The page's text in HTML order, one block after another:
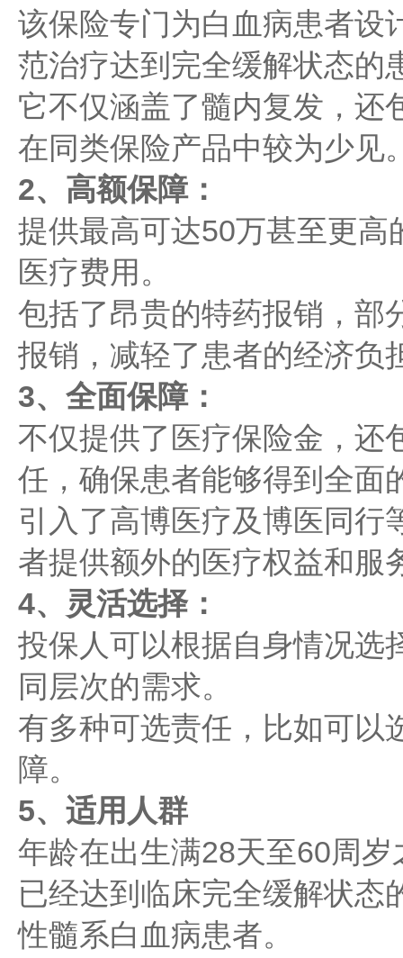
该保险专门为白血病患者设
范治疗达到完全缓解状态的
它不仅涵盖了髓内复发，还
在同类保险产品中较为少见
2、高额保障：
提供最高可达50万甚至更
医疗费用。
包括了昂贵的特药报销，部
报销，减轻了患者的经济负
3、全面保障：
不仅提供了医疗保险金，还
任，确保患者能够得到全面
引入了高博医疗及博医同行
者提供额外的医疗权益和服
4、灵活选择：
投保人可以根据自身情况选
同层次的需求。
有多种可选责任，比如可以
障。
5、适用人群
年龄在出生满28天至60周岁
已经达到临床完全缓解状态
性髓系白血病患者。